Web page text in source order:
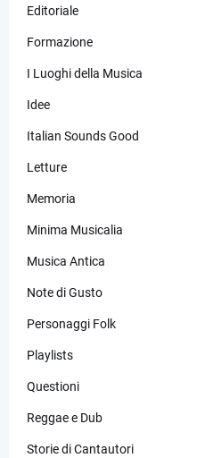
Editoriale
Formazione
I Luoghi della Musica
Idee
Italian Sounds Good
Letture
Memoria
Minima Musicalia
Musica Antica
Note di Gusto
Personaggi Folk
Playlists
Questioni
Reggae e Dub
Storie di Cantautori